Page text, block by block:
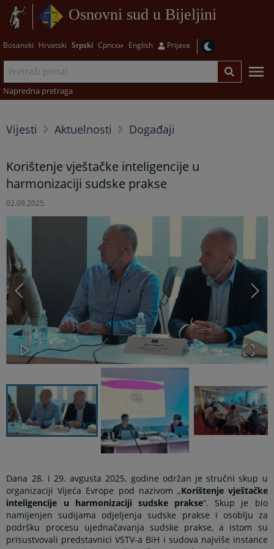
Osnovni sud u Bijeljini
Bosanski Hrvatski Srpski Српски English Prijava
Napredna pretraga
Vijesti Aktuelnosti Događaji
Korištenje vještačke inteligencije u
harmonizaciji sudske prakse
02.09.2025.
Dana 28. i 29. avgusta 2025. godine održan je stručni skup u
organizaciji Vijeća Evrope pod nazivom „Korištenje vještačke
inteligencije u harmonizaciji sudske prakse“. Skup je bio
namijenjen sudijama odjeljenja sudske prakse i osoblju za
podršku procesu ujednačavanja sudske prakse, a istom su
prisustvovali predstavnici VSTV-a BiH i sudova najviše instance